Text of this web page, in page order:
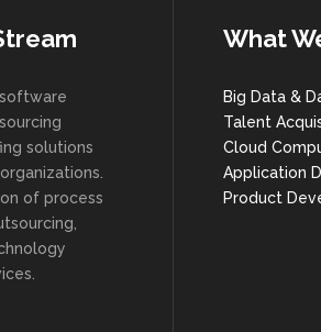
solutions
of process
What
Big Data &
Talent
Cloud
Application
Product